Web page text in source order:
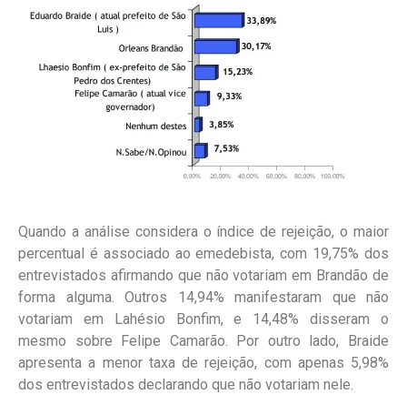
Quando a análise considera o índice de rejeição, o maior
percentual é associado ao emedebista, com 19,75% dos
entrevistados afirmando que não votariam em Brandão de
forma alguma. Outros 14,94% manifestaram que não
votariam em Lahésio Bonfim, e 14,48% disseram o
mesmo sobre Felipe Camarão. Por outro lado, Braide
apresenta a menor taxa de rejeição, com apenas 5,98%
dos entrevistados declarando que não votariam nele.